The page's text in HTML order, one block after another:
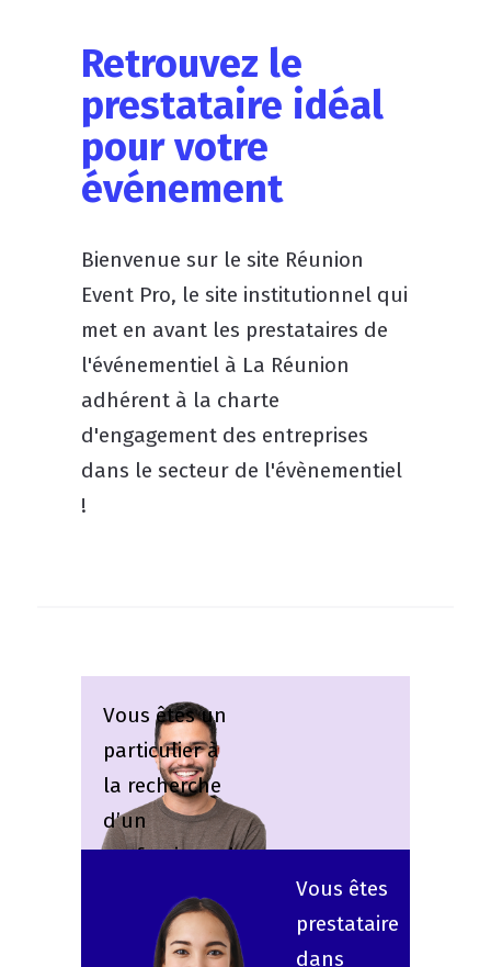
Retrouvez le
prestataire idéal
pour votre
événement
Bienvenue sur le site Réunion
Event Pro, le site institutionnel qui
met en avant les prestataires de
l'événementiel à La Réunion
adhérent à la charte
d'engagement des entreprises
dans le secteur de l'évènementiel
!
Vous êtes un
particulier à
la recherche
d’un
professionnel
pour votre
évènement ?
Vous êtes
prestataire
dans